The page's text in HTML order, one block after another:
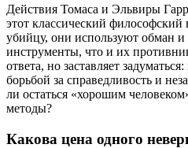
Действия Томаса и Эльвиры
этот классический философский
убийцу, они используют обман
инструменты, что и их
ответа, но заставляет
борьбой за справедливость и
ли остаться «хорошим
методы?
Какова цена одного